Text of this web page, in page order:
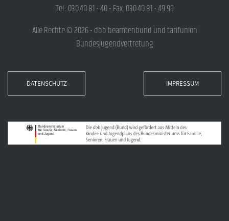
Tel.: 030.40 81 - 40 • Fax: 030.40 81 - 49 99
Alle Rechte © 2026 • dbb beamtenbund und tarifunion
Bundesjugendvertretung
DATENSCHUTZ IMPRESSUM